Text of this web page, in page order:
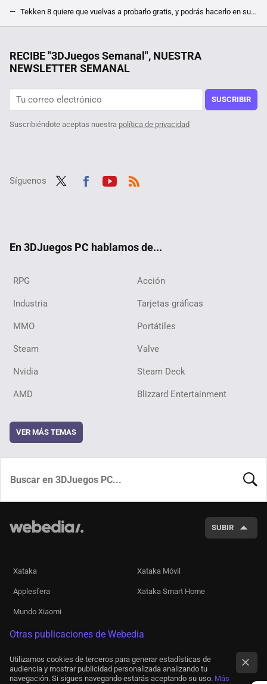
Tekken 8 quiere que vuelvas a probarlo gratis, y podrás hacerlo en su beta cerrada para PC. Fechas, duración, contenidos y cómo participar
RECIBE "3DJuegos Semanal", NUESTRA
NEWSLETTER SEMANAL
SUSCRIBIR
Suscribiéndote aceptas nuestra política de privacidad
Síguenos
En 3DJuegos PC hablamos de...
RPG Acción
Industria Tarjetas gráficas
MMO Portátiles
Steam Valve
Nvidia Steam Deck
AMD Blizzard Entertainment
VER MÁS TEMAS
SUBIR
Xataka Xataka Móvil
Applesfera Xataka Smart Home
Mundo Xiaomi
Otras publicaciones de Webedia
Utilizamos cookies de terceros para generar estadísticas de
audiencia y mostrar publicidad personalizada analizando tu
navegación. Si sigues navegando estarás aceptando su uso. Más